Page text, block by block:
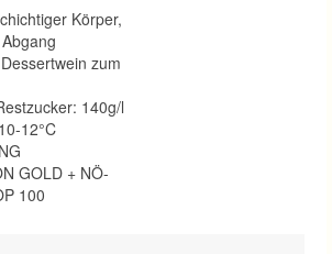
Körper,
zum
140g/l
12°C
GOLD + NÖ-
100